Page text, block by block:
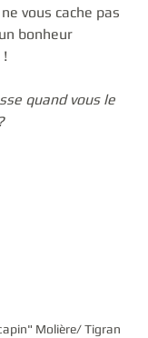
vous cache pas
bonheur
!
quand vous le
Molière/ Tigran